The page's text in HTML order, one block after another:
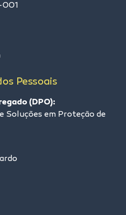
001
Pessoais
(DPO):
Soluções em Proteção de